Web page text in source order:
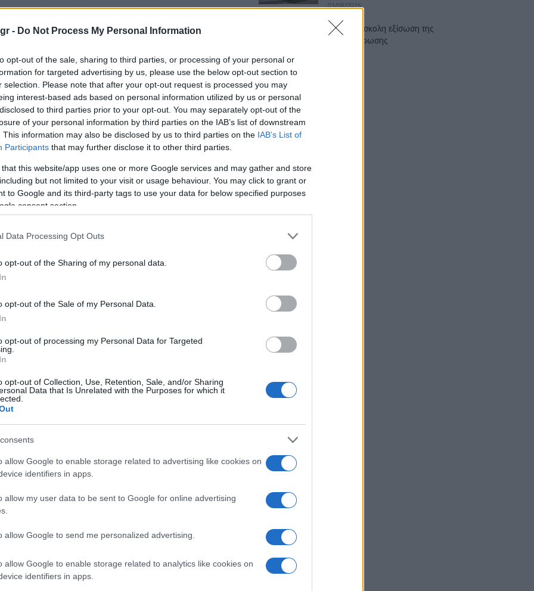
- Do Not Process My Personal Information
opt-out of the sale, sharing to third parties, or processing of your personal or
for targeted advertising by us, please use the below opt-out section to
selection. Please note that after your opt-out request is processed you may
interest-based ads based on personal information utilized by us or personal
to third parties prior to your opt-out. You may separately opt-out of the
of your personal information by third parties on the IAB’s list of downstream
This information may also be disclosed by us to third parties on the IAB’s List of
Participants that may further disclose it to other third parties.
that this website/app uses one or more Google services and may gather and store
but not limited to your visit or usage behaviour. You may click to grant or
to Google and its third-party tags to use your data for below specified purposes
consent section.
Data Processing Opt Outs
opt-out of the Sharing of my personal data.
opt-out of the Sale of my Personal Data.
opt-out of processing my Personal Data for Targeted
opt-out of Collection, Use, Retention, Sale, and/or Sharing
Data that Is Unrelated with the Purposes for which it
allow Google to enable storage related to advertising like cookies on
identifiers in apps.
allow my user data to be sent to Google for online advertising
allow Google to send me personalized advertising.
allow Google to enable storage related to analytics like cookies on
identifiers in apps.
2035.
μηδενικών και χαμηλών εκπομπών («ZLEV»),
σκοπό·
οδικής κινητικότητας μηδενικών εκπομπών έως το
για τον αντίκτυπο στους καταναλωτές και την
καθώς και στοιχεία για την αγορά
καινοτομίας, σύμφωνα με τους προτεινόμενους
7 γρ CO2/χλμ θα παραμείνει έως το 2024,
2 γρ έως το τέλος του 2034).
με λεπτομερή περιγραφή των αναγκών στοχευμένης
του τομέα της αυτοκινητοβιομηχανίας, μετριασμό
άλλων οικονομικών επιπτώσεων·
2023, για την αξιολόγηση του πλήρους κύκλου ζωής
στην αγορά της ΕΕ, καθώς και των καυσίμων και
«Αυτός ο κανονισμός ενθαρρύνει την παραγωγή
Με τα πρότυπα CO2, δημιουργούμε σαφές
την καινοτομία και τις επενδύσεις για τους
και η χρήση αυτοκινήτων μηδενικών εκπομπών θα
ιδιαίτερα σημαντικό τώρα που οι τιμές του ντίζελ
ο κανονισμός καθιστά τη βιώσιμη οδήγηση
του Ιουνίου και θα αποτελέσει τη
κυβερνήσεις της ΕΕ σχετικά με την τελική μορφή της
03/08/2026
VW: Η δύσκολη εξίσωση της
αναδιάρθρωσης